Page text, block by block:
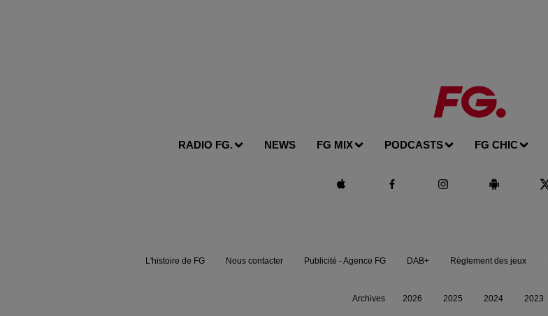
RADIO FG. NEWS FG MIX PODCASTS FG CHIC
L'histoire de FG Nous contacter Publicité - Agence FG DAB+ Règlement des jeux
Archives 2026 2025 2024 2023